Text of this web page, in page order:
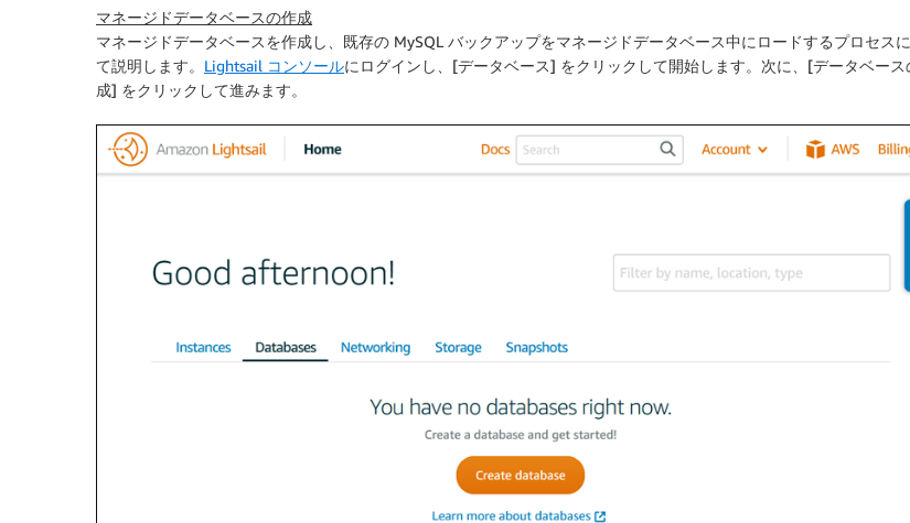
マネージドデータベースの作成
マネージドデータベースを作成し、既存の MySQL バックアップをマネージドデータベース中にロードするプロセス
て説明します。 Lightsail コンソールにログインし、[データベース] をクリックして開始します。次に、[データベース
成] をクリックして進みます。